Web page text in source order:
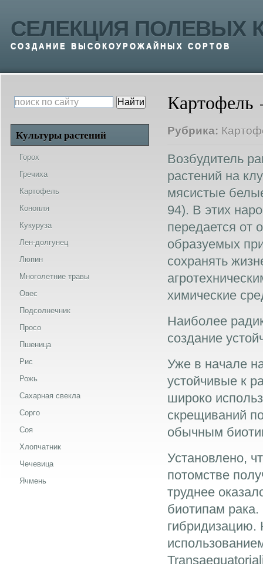
СЕЛЕКЦИЯ ПОЛЕВЫХ
СОЗДАНИЕ ВЫСОКОУРОЖАЙНЫХ СОРТОВ
Картофель
Рубрика:
Возбудитель
растений на
мясистые
94). В этих
передается от
образуемых
сохранять
химические
Наиболее
создание
Уже в начале
устойчивые к
широко
скрещиваний
обычным
Установлено,
потомстве
труднее
биотипам
Культуры растений
Горох
Гречиха
Картофель
Конопля
Кукуруза
Лен-долгунец
Люпин
Многолетние травы
Овес
Подсолнечник
Просо
Пшеница
Рис
Рожь
Сахарная свекла
Сорго
Соя
Хлопчатник
Чечевица
Ячмень